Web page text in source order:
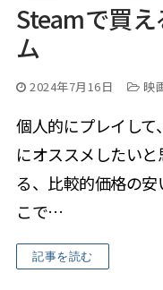
Steamで買
ム
2024年7月16日 映
個人的にプレイして
にオススメしたい
る、比較的価格の
こで…
記事を読む